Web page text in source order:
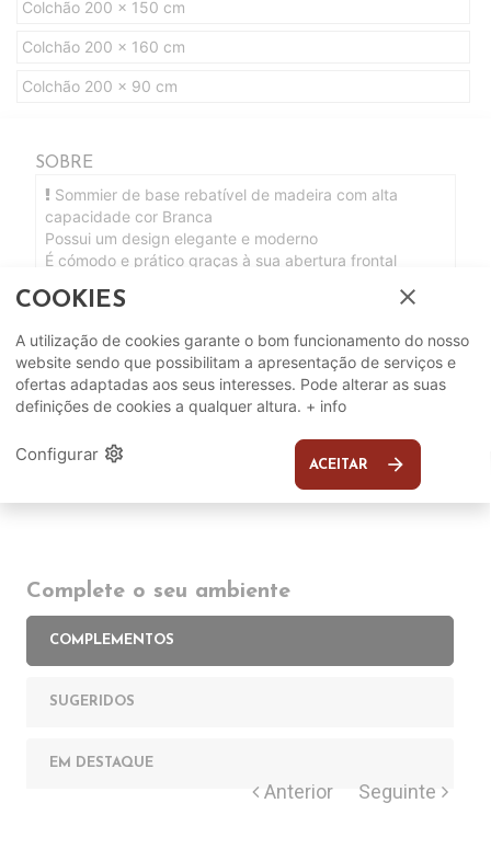
Colchão 200 x 150 cm
Colchão 200 x 160 cm
Colchão 200 x 90 cm
SOBRE
Sommier de base rebatível de madeira com alta
capacidade cor Branca
Possui um design elegante e moderno
É cómodo e prático graças à sua abertura frontal
DETALHES TÉCNICOS
Características Físicas
Medidas Colchão 200 x 140 cm
Complete o seu ambiente
COMPLEMENTOS
SUGERIDOS
EM DESTAQUE
COOKIES close
A utilização de cookies garante o bom funcionamento do nosso
website sendo que possibilitam a apresentação de serviços e
ofertas adaptadas aos seus interesses. Pode alterar as suas
definições de cookies a qualquer altura. + info
Configurar settings ACEITAR arrow_forward